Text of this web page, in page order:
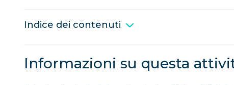
Indice dei contenuti
Informazioni su questa